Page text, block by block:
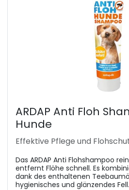
ARDAP Anti Floh
Hunde
Effektive Pflege und
Das ARDAP Anti Flohshampoo
entfernt Flöhe schnell. Es
dank des enthaltenen
hygienisches und glänzendes Fell.